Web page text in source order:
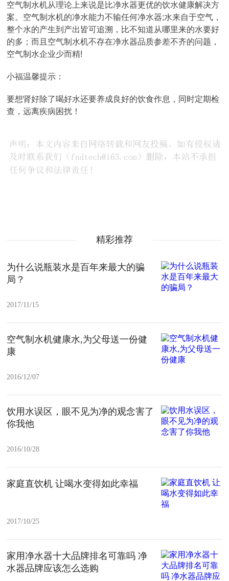
空气制水机从理论上来说是比净水器更优的饮水健康解决方
案。空气制水机的净水能力不输任何净水器;水来自于空气，
整个水的产生到产出皆可追溯，比不知道从哪里来的水要好
的多；而且空气制水机不存在净水器品质参差不齐的问题，
空气制水企业少而精!
小福温馨提示：
要想肾好除了喝好水还要养成良好的饮食作息，同时定期检
查，远离疾病困扰！
精彩推荐
为什么说瓶装水是百年来最大的骗
局？
2017/11/15
空气制水机健康水,为父母送一份健
康
2016/12/07
饮用水误区，眼不见为净的观念害了
你我他
2016/10/28
家庭直饮机 让喝水变得如此幸福
2017/10/25
家用净水器十大品牌排名可靠吗 净
水器品牌应该怎么选购